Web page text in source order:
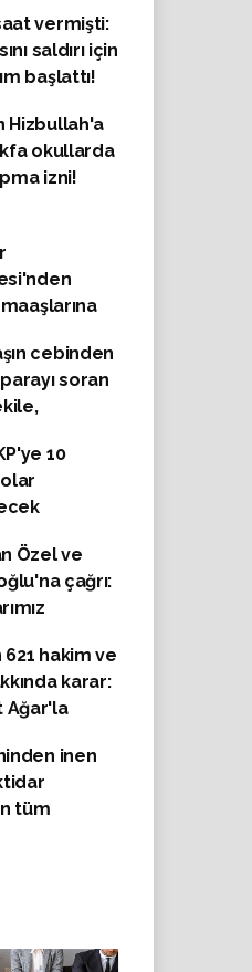
vermişti:
saldırı için
başlattı!
Hizbullah'a
okullarda
izni!
zam
cebinden
soran
akıllara
10
Özel ve
çağrı:
tek yumruk
621 hakim ve
karar:
Ağar'la
başsavcı
atandı!
inen
tüm